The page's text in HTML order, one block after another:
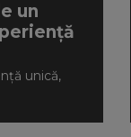
un
unică,